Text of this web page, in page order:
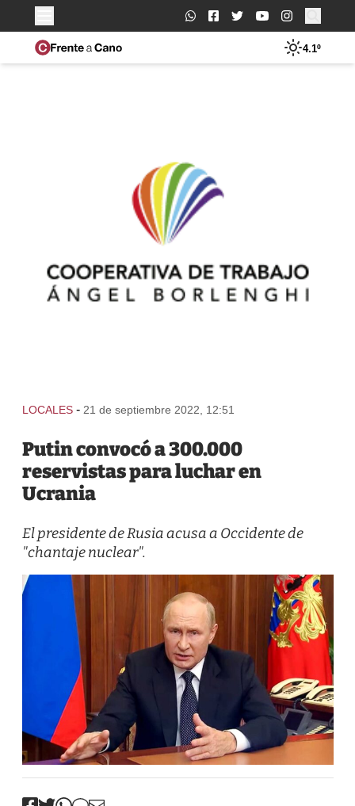
Buscar:
4.1º
LOCALES - 21 de septiembre 2022, 12:51
Putin convocó a 300.000
reservistas para luchar en
Ucrania
El presidente de Rusia acusa a Occidente de
"chantaje nuclear".